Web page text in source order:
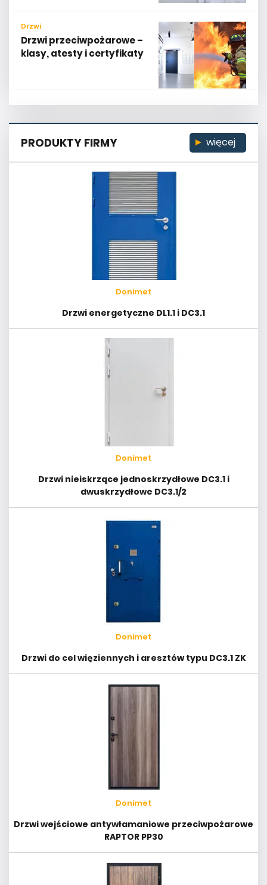
Drzwi
Drzwi przeciwpożarowe –
klasy, atesty i certyfikaty
PRODUKTY FIRMY więcej
Donimet
Drzwi energetyczne DL1.1 i DC3.1
Donimet
Drzwi nieiskrzące jednoskrzydłowe DC3.1 i
dwuskrzydłowe DC3.1/2
Donimet
Drzwi do cel więziennych i aresztów typu DC3.1 ZK
Donimet
Drzwi wejściowe antywłamaniowe przeciwpożarowe
RAPTOR PP30